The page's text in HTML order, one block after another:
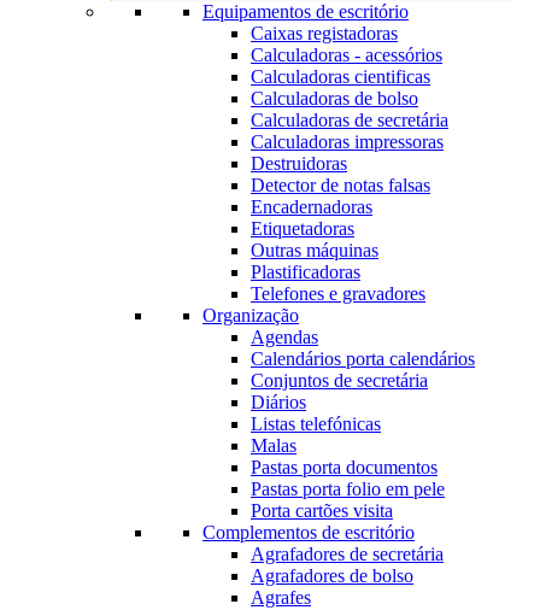
Equipamentos de escritório
Caixas registadoras
Calculadoras - acessórios
Calculadoras cientificas
Calculadoras de bolso
Calculadoras de secretária
Calculadoras impressoras
Destruidoras
Detector de notas falsas
Encadernadoras
Etiquetadoras
Outras máquinas
Plastificadoras
Telefones e gravadores
Organização
Agendas
Calendários porta calendários
Conjuntos de secretária
Diários
Listas telefónicas
Malas
Pastas porta documentos
Pastas porta folio em pele
Porta cartões visita
Complementos de escritório
Agrafadores de secretária
Agrafadores de bolso
Agrafes